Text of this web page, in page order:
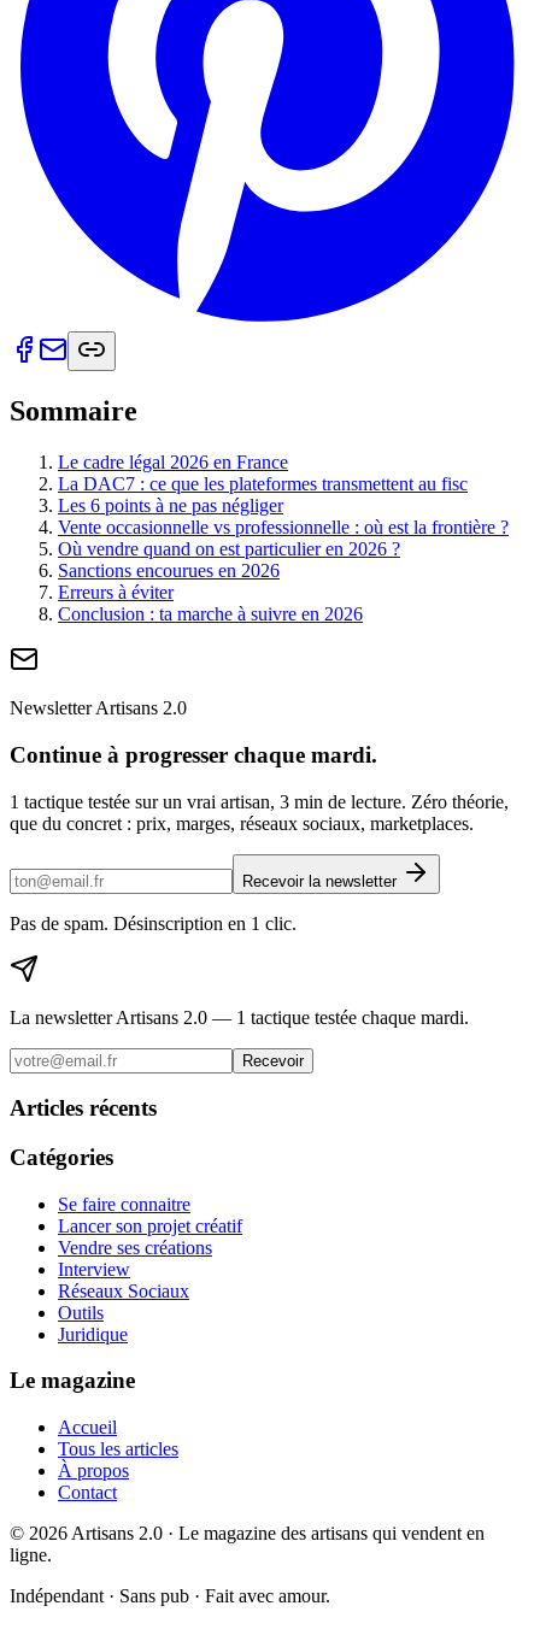
Sommaire
Le cadre légal 2026 en France
La DAC7 : ce que les plateformes transmettent au fisc
Les 6 points à ne pas négliger
Vente occasionnelle vs professionnelle : où est la frontière ?
Où vendre quand on est particulier en 2026 ?
Sanctions encourues en 2026
Erreurs à éviter
Conclusion : ta marche à suivre en 2026
Newsletter Artisans 2.0
Continue à progresser chaque mardi.
1 tactique testée sur un vrai artisan, 3 min de lecture. Zéro théorie,
que du concret : prix, marges, réseaux sociaux, marketplaces.
Recevoir la newsletter
Pas de spam. Désinscription en 1 clic.
La newsletter Artisans 2.0 — 1 tactique testée chaque mardi.
Recevoir
Articles récents
Catégories
Se faire connaitre
Lancer son projet créatif
Vendre ses créations
Interview
Réseaux Sociaux
Outils
Juridique
Le magazine
Accueil
Tous les articles
À propos
Contact
© 2026 Artisans 2.0 · Le magazine des artisans qui vendent en
ligne.
Indépendant · Sans pub · Fait avec amour.